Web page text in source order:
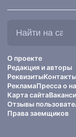
О проекте
Редакция и авторы
Реквизиты
РекламаПресса о
Карта сайта
Отзывы
Права заемщиков